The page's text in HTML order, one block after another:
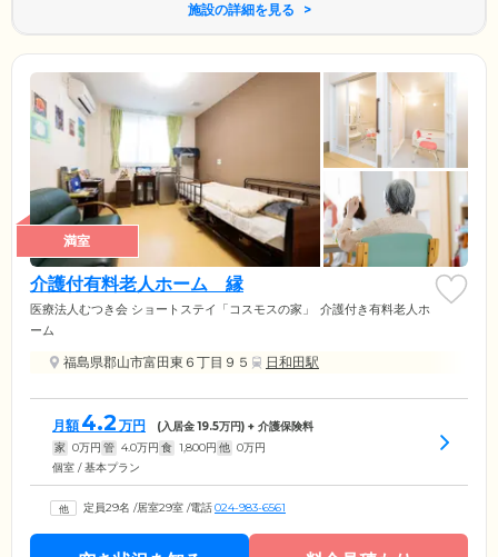
施設の詳細を見る
満室
介護付有料老人ホーム 縁
医療法人むつき会 ショートステイ「コスモスの家」
介護付き有料老人ホ
ーム
福島県郡山市富田東６丁目９５ 日和田駅
月額 4.2 万円 (入居金19.5万円) + 介護保険料
家 0万円 管 4.0万円 食 1,800円 他 0万円
個室 / 基本プラン
定員29名 /居室29室 /電話024-983-6561